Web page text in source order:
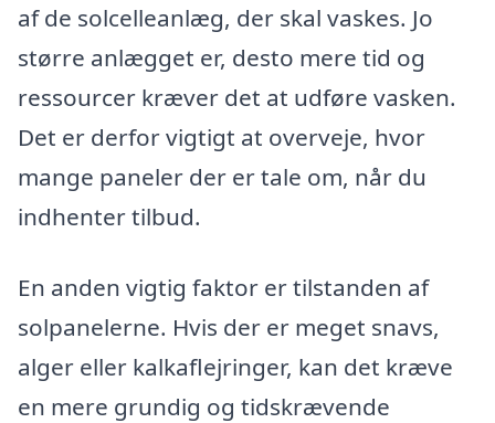
af de solcelleanlæg, der skal vaskes. Jo
større anlægget er, desto mere tid og
ressourcer kræver det at udføre vasken.
Det er derfor vigtigt at overveje, hvor
mange paneler der er tale om, når du
indhenter tilbud.
En anden vigtig faktor er tilstanden af
solpanelerne. Hvis der er meget snavs,
alger eller kalkaflejringer, kan det kræve
en mere grundig og tidskrævende